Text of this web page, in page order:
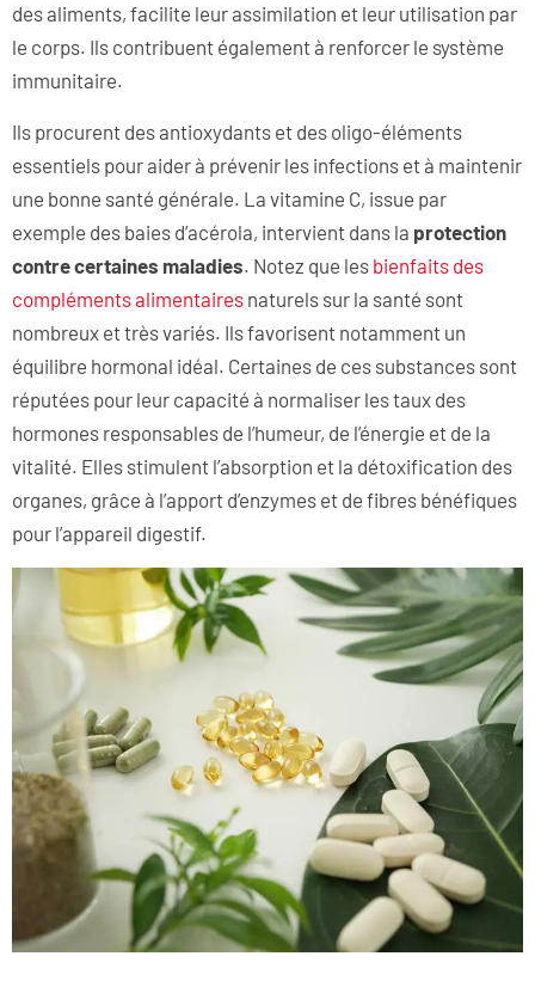
des aliments, facilite leur assimilation et leur utilisation par
le corps. Ils contribuent également à renforcer le système
immunitaire.
Ils procurent des antioxydants et des oligo-éléments
essentiels pour aider à prévenir les infections et à maintenir
une bonne santé générale. La vitamine C, issue par
exemple des baies d’acérola, intervient dans la protection
contre certaines maladies. Notez que les bienfaits des
compléments alimentaires naturels sur la santé sont
nombreux et très variés. Ils favorisent notamment un
équilibre hormonal idéal. Certaines de ces substances sont
réputées pour leur capacité à normaliser les taux des
hormones responsables de l’humeur, de l’énergie et de la
vitalité. Elles stimulent l’absorption et la détoxification des
organes, grâce à l’apport d’enzymes et de fibres bénéfiques
pour l’appareil digestif.